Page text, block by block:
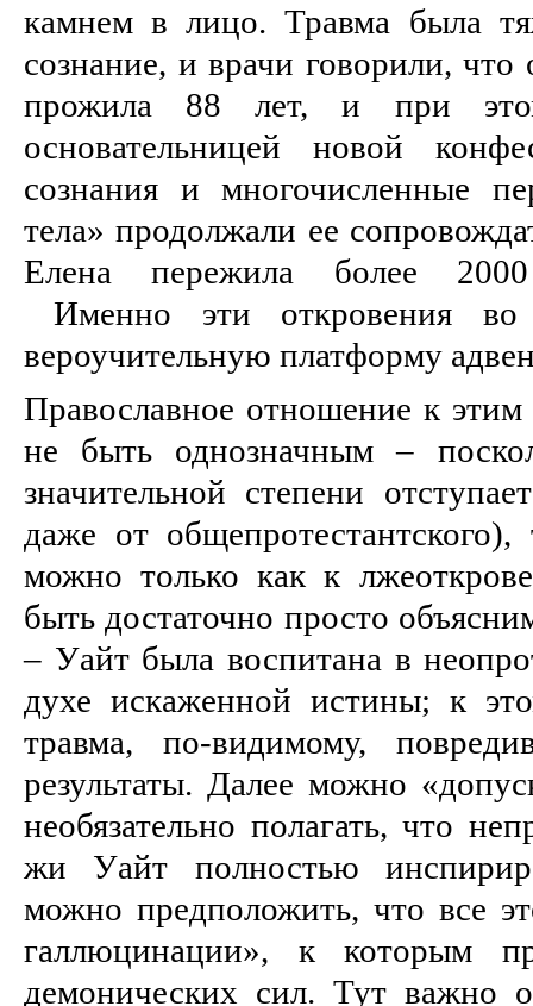
камнем в лицо. Травма была
сознание, и врачи говорили,
прожила 88 лет, и при
основательницей новой
сознания и многочисленные
тела» продолжали ее
Елена пережила более 2000
Именно эти откровения
вероучительную платформу
Православное отношение к
не быть однозначным –
значительной степени
даже от
можно только как к
быть достаточно просто
– Уайт была воспитана в
духе искаженной истины; к
травма, по-видимому,
результаты. Далее можно
необязательно полагать, что
жи Уайт полностью
можно предположить, что все
галлюцинации», к которым
демонических сил. Тут важно